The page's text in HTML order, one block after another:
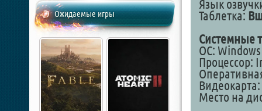
Ожидаемые игры
Язык
Таблетка:
Системные
ОС:
Процессор:
Видеокарта:
Место на